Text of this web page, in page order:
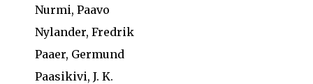
Nurmi, Paavo
Nylander, Fredrik
Paaer, Germund
Paasikivi, J. K.